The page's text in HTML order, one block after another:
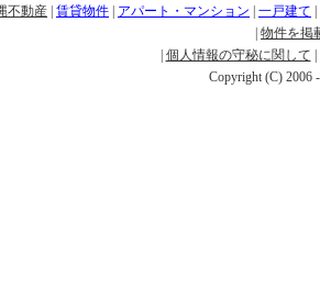
不動産 賃貸物件 アパート・マンション 一戸建て
物件を掲
個人情報の守秘に関して
Copyright (C) 2006